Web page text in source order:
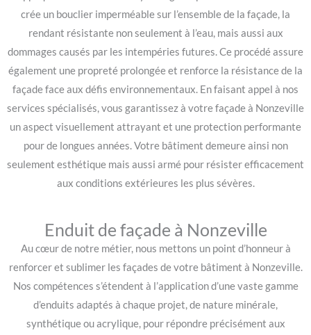
crée un bouclier imperméable sur l’ensemble de la façade, la
rendant résistante non seulement à l’eau, mais aussi aux
dommages causés par les intempéries futures. Ce procédé assure
également une propreté prolongée et renforce la résistance de la
façade face aux défis environnementaux. En faisant appel à nos
services spécialisés, vous garantissez à votre façade à Nonzeville
un aspect visuellement attrayant et une protection performante
pour de longues années. Votre bâtiment demeure ainsi non
seulement esthétique mais aussi armé pour résister efficacement
aux conditions extérieures les plus sévères.
Enduit de façade à Nonzeville
Au cœur de notre métier, nous mettons un point d’honneur à
renforcer et sublimer les façades de votre bâtiment à Nonzeville.
Nos compétences s’étendent à l’application d’une vaste gamme
d’enduits adaptés à chaque projet, de nature minérale,
synthétique ou acrylique, pour répondre précisément aux